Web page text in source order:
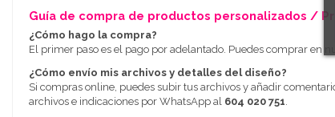
Guía de compra de productos personalizados /
¿Cómo hago la compra?
El primer paso es el pago por adelantado. Puedes comprar en
¿Cómo envío mis archivos y detalles del diseño?
Si compras online, puedes subir tus archivos y añadir
archivos e indicaciones por WhatsApp al 604 020 751